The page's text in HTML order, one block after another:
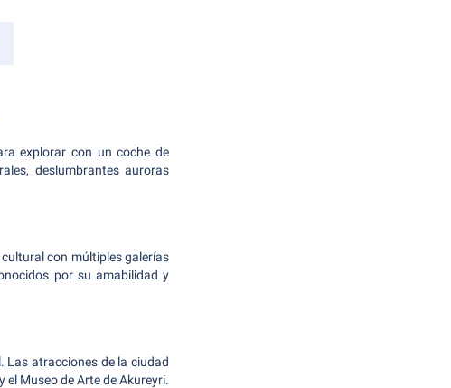
explorar con un coche de
deslumbrantes auroras
con múltiples galerías
por su amabilidad y
Las atracciones de la ciudad
Museo de Arte de Akureyri.